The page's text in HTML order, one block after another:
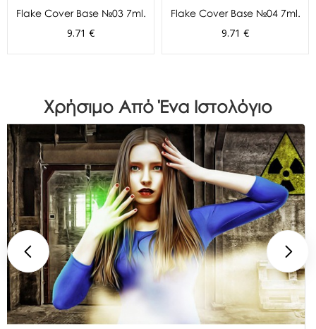
Flake Cover Base №03 7ml.
9.71 €
Flake Cover Base №04 7ml.
9.71 €
Χρήσιμο Από Ένα Ιστολόγιο